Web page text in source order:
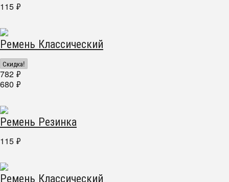
115 ₽
Ремень Классический
Скидка!
782 ₽
680 ₽
Ремень Резинка
115 ₽
Ремень Классический